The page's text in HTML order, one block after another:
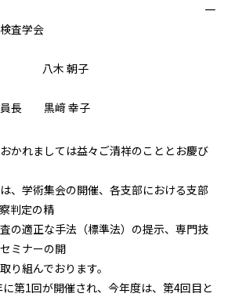
査学会
木 朝子
員長 黒﨑 幸子
かれましては益々ご清祥のこととお慶び
、学術集会の開催、各支部における支部
判定の精
の適正な手法（標準法）の提示、専門技
ミナーの開
り組んでおります。
第1回が開催され、今年度は、第4回目と